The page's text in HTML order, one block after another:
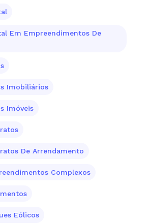
Em Empreendimentos De
Imobiliários
Imóveis
De Arrendamento
Complexos
Eólicos